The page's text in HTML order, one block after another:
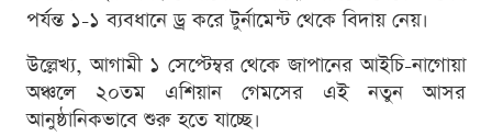
পর্যন্ত ১-১ ব্যবধানে ড্র করে টুর্নামেন্ট থেকে বিদায় নেয়।
উল্লেখ্য, আগামী ১ সেপ্টেম্বর থেকে জাপানের আইচি-নাগোয়া
অঞ্চলে ২০তম এশিয়ান গেমসের এই নতুন আসর
আনুষ্ঠানিকভাবে শুরু হতে যাচ্ছে।